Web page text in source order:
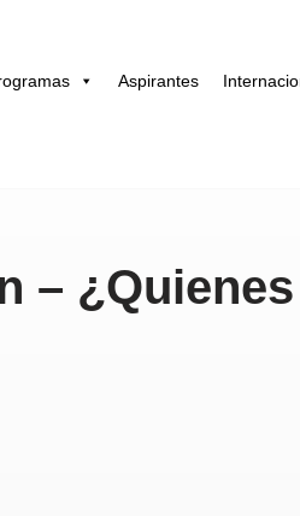
Aspirantes
–